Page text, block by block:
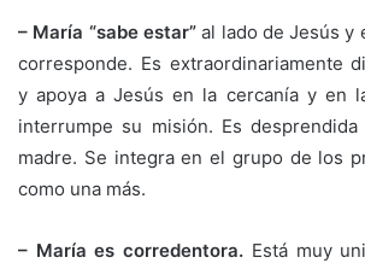
– María “sabe estar”al lado de Jesús y
corresponde. Es extraordinariamente
y apoya a Jesús en la cercanía y en
interrumpe su misión. Es
madre. Se integra en el grupo de los
como una más.
– María es corredentora. Está muy